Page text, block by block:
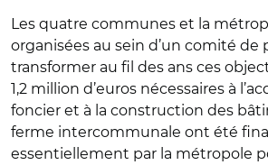
Les quatre communes et la
organisées au sein d’un comité de
transformer au fil des ans ces
1,2 million d’euros nécessaires à
foncier et à la construction des
ferme intercommunale ont été
essentiellement par la métropole